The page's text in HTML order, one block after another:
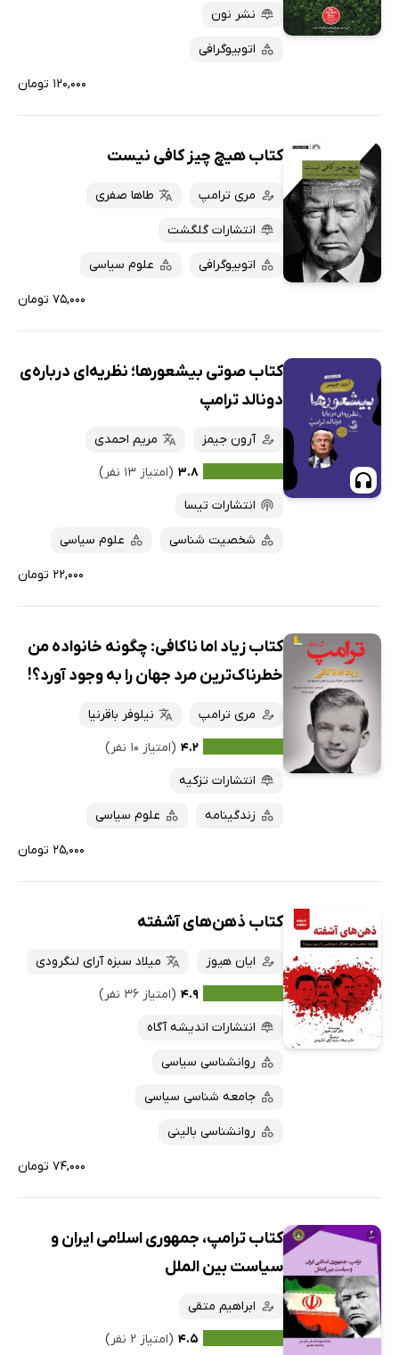
نشر نون
اتوبیوگرافی
۱۲۰,۰۰۰ تومان
کتاب هیچ چیز کافی نیست
مری ترامپ طاها صفری
انتشارات گلگشت
اتوبیوگرافی علوم سیاسی
۷۵,۰۰۰ تومان
کتاب صوتی بیشعورها؛ نظریه‌ای درباره‌ی
دونالد ترامپ
آرون جیمز
مریم احمدی
۳.۸ (امتیاز ۱۳ نفر)
انتشارات تیسا
شخصیت شناسی علوم سیاسی
۲۲,۰۰۰ تومان
کتاب زیاد اما ناکافی: چگونه خانواده من
خطرناک‌ترین مرد جهان را به وجود آورد؟!
مری ترامپ
نیلوفر باقرنیا
۴.۲ (امتیاز ۱۰ نفر)
انتشارات تزکیه
زندگینامه علوم سیاسی
۲۵,۰۰۰ تومان
کتاب ذهن‌های آشفته
ایان هیوز
میلاد سبزه آرای لنگرودی
۴.۹ (امتیاز ۳۶ نفر)
انتشارات اندیشه آگاه
روانشناسی سیاسی
جامعه شناسی سیاسی
روانشناسی بالینی
۷۴,۰۰۰ تومان
کتاب ترامپ، جمهوری اسلامی ایران و
سیاست بین الملل
ابراهیم متقی
۴.۵ (امتیاز ۲ نفر)